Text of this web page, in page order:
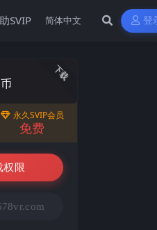
SVIP 登
下载
永久SVIP会员
免费
权限